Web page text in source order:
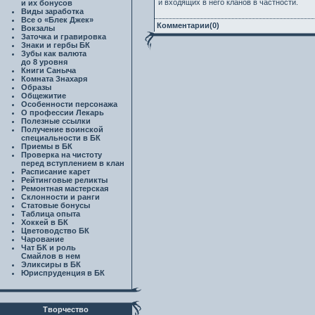
и их бонусов
Виды заработка
Все о «Блек Джек»
Вокзалы
Заточка и гравировка
Знаки и гербы БК
Зубы как валюта
до 8 уровня
Книги Саныча
Комната Знахаря
Образы
Общежитие
Особенности персонажа
О профессии Лекарь
Полезные ссылки
Получение воинской
специальности в БК
Приемы в БК
Проверка на чистоту
перед вступлением в клан
Расписание карет
Рейтинговые реликты
Ремонтная мастерская
Склонности и ранги
Статовые бонусы
Таблица опыта
Хоккей в БК
Цветоводство БК
Чарование
Чат БК и роль
Смайлов в нем
Эликсиры в БК
Юриспруденция в БК
Творчество
и входящих в него кланов в частности.
Комментарии(0)